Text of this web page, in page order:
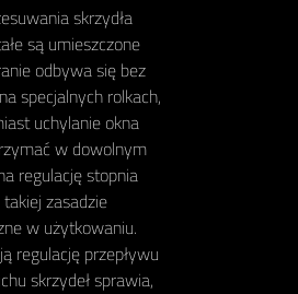
skrzydła
są umieszczone
odbywa się bez
specjalnych rolkach,
uchylanie okna
w dowolnym
regulację stopnia
zasadzie
w użytkowaniu.
regulację przepływu
skrzydeł sprawia,